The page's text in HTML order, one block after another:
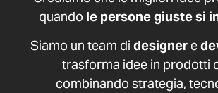
quando le persone giuste si
Siamo un team di designere
trasforma idee in prodotti
combinando strategia,